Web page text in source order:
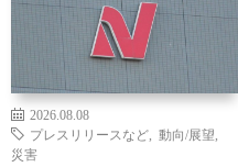
2026.08.08
プレスリリースなど
動向/展望
災害